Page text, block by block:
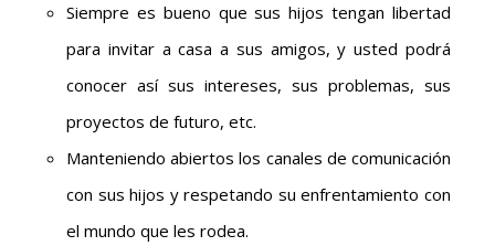
Siempre es bueno que sus hijos tengan libertad
para invitar a casa a sus amigos, y usted podrá
conocer así sus intereses, sus problemas, sus
proyectos de futuro, etc.
Manteniendo abiertos los canales de comunicación
con sus hijos y respetando su enfrentamiento con
el mundo que les rodea.